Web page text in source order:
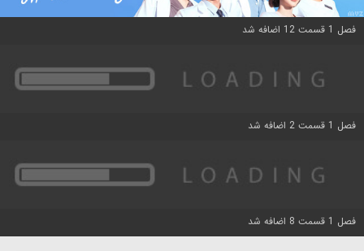
فصل 1 قسمت 12 اضافه شد
فصل 1 قسمت 2 اضافه شد
فصل 1 قسمت 8 اضافه شد